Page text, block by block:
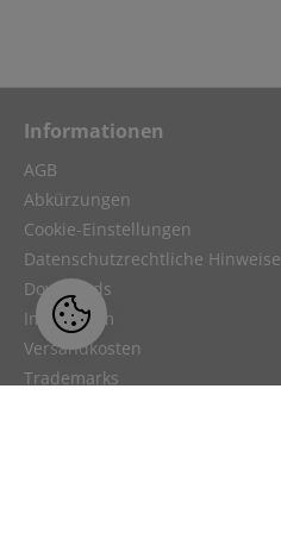
Informationen
AGB
Abkürzungen
Cookie-Einstellungen
Datenschutzrechtliche Hinweise
Downloads
Impressum
Versandkosten
Trademarks